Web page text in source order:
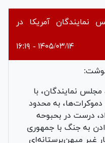
آمریکا در
۱۴۰۵/۰۳/۱۴ - ۱۶:۱۹
نمایندگان، با
دموکرات‌ها، به محدود
درست در بحبوحه
به جنگ با جمهوری
غیر میهن‌پرستانه‌ای